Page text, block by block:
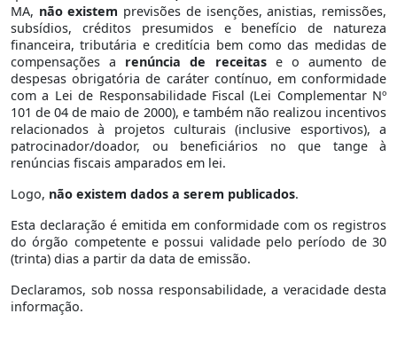
MA, não existem previsões de isenções, anistias, remissões,
subsídios, créditos presumidos e benefício de natureza
financeira, tributária e creditícia bem como das medidas de
compensações a renúncia de receitase o aumento de
despesas obrigatória de caráter contínuo, em conformidade
com a Lei de Responsabilidade Fiscal (Lei Complementar Nº
101 de 04 de maio de 2000), e também não realizou incentivos
relacionados à projetos culturais (inclusive esportivos), a
patrocinador/doador, ou beneficiários no que tange à
renúncias fiscais amparados em lei.
Logo, não existem dados a serem publicados.
Esta declaração é emitida em conformidade com os registros
do órgão competente e possui validade pelo período de 30
(trinta) dias a partir da data de emissão.
Declaramos, sob nossa responsabilidade, a veracidade desta
informação.